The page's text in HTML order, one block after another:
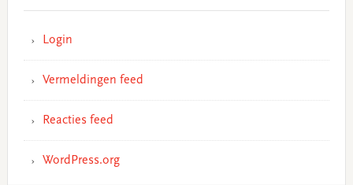
Login
Vermeldingen feed
Reacties feed
WordPress.org